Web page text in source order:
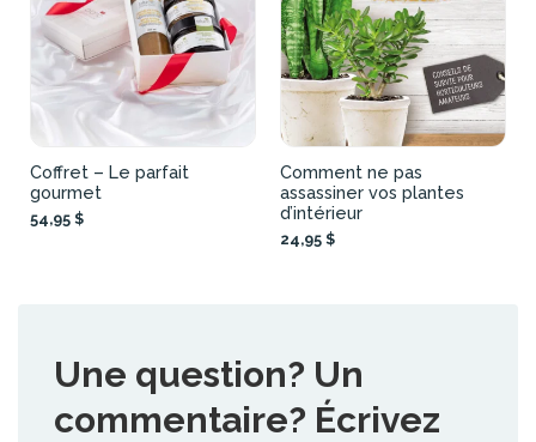
Coffret – Le parfait
gourmet
54,95 $
Comment ne pas
assassiner vos plantes
d’intérieur
24,95 $
Une question? Un
commentaire? Écrivez